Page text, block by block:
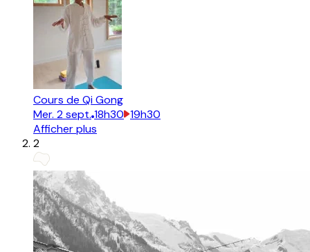
Cours de Qi Gong
Mer. 2sept. 18h30 19h30
Afficher plus
2